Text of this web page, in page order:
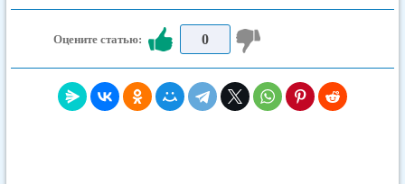
Оцените статью: 0